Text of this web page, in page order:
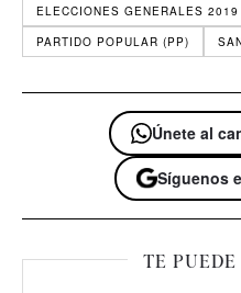
ELECCIONES GENERALES 2019
PARTIDO POPULAR (PP)
Únete al
Síguenos
TE